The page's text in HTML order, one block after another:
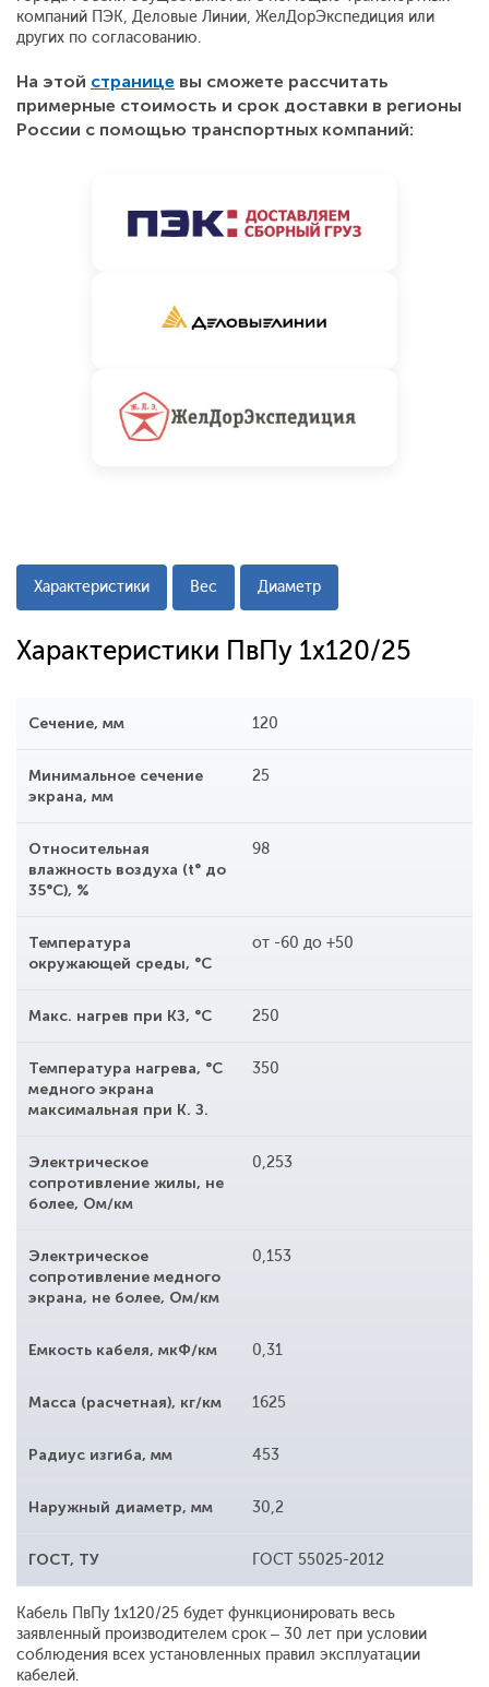
компаний ПЭК, Деловые Линии, ЖелДорЭкспедиция или
других по согласованию.
На этой странице вы сможете рассчитать
примерные стоимость и срок доставки в регионы
России с помощью транспортных компаний:
Характеристики Вес Диаметр
Характеристики ПвПу 1x120/25
Сечение, мм 120
Минимальное сечение
экрана, мм
25
Относительная
влажность воздуха (t° до
35°С), %
98
Температура
окружающей среды, °С
от -60 до +50
Макс. нагрев при КЗ, °С 250
Температура нагрева, °С
медного экрана
максимальная при К. З.
350
Электрическое
сопротивление жилы, не
более, Ом/км
0,253
Электрическое
сопротивление медного
экрана, не более, Ом/км
0,153
Емкость кабеля, мкФ/км 0,31
Масса (расчетная), кг/км 1625
Радиус изгиба, мм 453
Наружный диаметр, мм 30,2
ГОСТ, ТУ ГОСТ 55025-2012
Кабель ПвПу 1x120/25 будет функционировать весь
заявленный производителем срок – 30 лет при условии
соблюдения всех установленных правил эксплуатации
кабелей.